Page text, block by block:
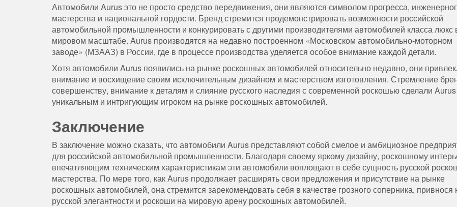
Автомобили Aurus это не просто средство передвижения, они являются символом прогресса,
мастерства и национальной гордости. Бренд стремится продемонстрировать возможности российской
автомобильной промышленности и конкурировать с другими производителями автомобилей класса люкс
мировом масштабе. Aurus производятся на недавно построенном «Московском автомобильно-моторном
заводе» (МЗААЗ) в России, где в процессе производства уделяется особое внимание каждой детали.
Хотя автомобили Aurus появились на рынке роскошных автомобилей относительно недавно, они
внимание и восхищение своим исключительным дизайном и мастерством изготовления. Стремление
совершенству, внимание к деталям и слияние русского наследия с современной роскошью сделали Aurus
уникальным и интригующим игроком на рынке роскошных автомобилей.
Заключение
В заключение можно сказать, что автомобили Aurus представляют собой смелое и амбициозное
для российской автомобильной промышленности. Благодаря своему яркому дизайну, роскошному
впечатляющим техническим характеристикам эти автомобили воплощают в себе сущность русской
мастерства. По мере того, как Aurus продолжает расширять свои предложения и присутствие на рынке
роскошных автомобилей, она стремится зарекомендовать себя в качестве грозного соперника, привнося
русской элегантности и роскоши на мировую арену роскошных автомобилей.